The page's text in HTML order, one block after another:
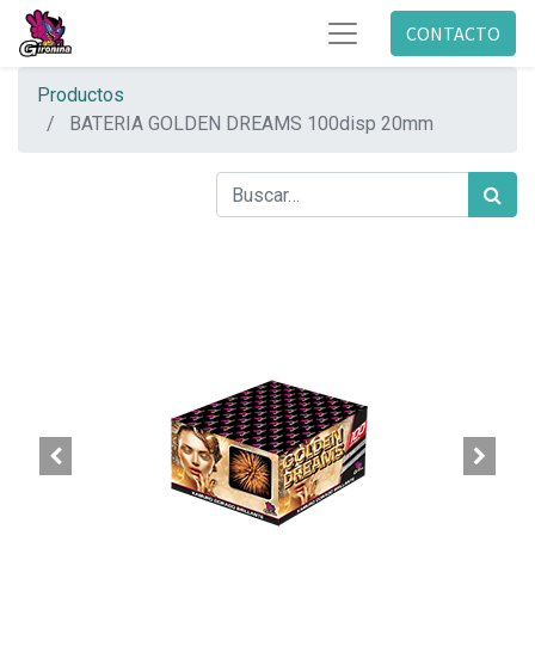
CONTACTO
Productos
BATERIA GOLDEN DREAMS 100disp 20mm